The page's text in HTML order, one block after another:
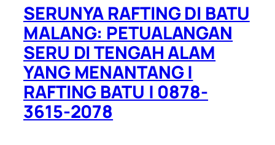
SERUNYA RAFTING DI BATU
MALANG: PETUALANGAN
SERU DI TENGAH ALAM
YANG MENANTANG |
RAFTING BATU | 0878-
3615-2078